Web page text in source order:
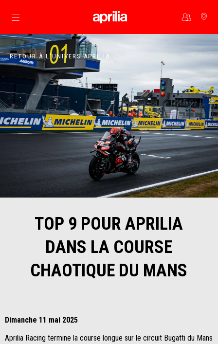
Aller au contenu principal
RETOUR À L'UNIVERS APRILIA
TOP 9 POUR APRILIA
DANS LA COURSE
CHAOTIQUE DU MANS
Dimanche 11 mai 2025
Aprilia Racing termine la course longue sur le circuit Bugatti du Mans